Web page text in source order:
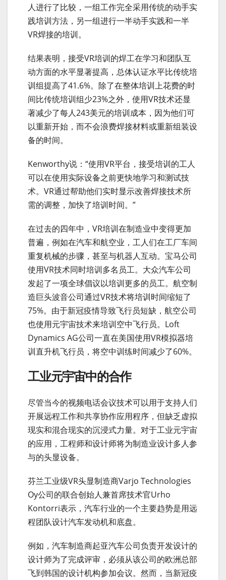
人进行了比较，一组工作完全采用传统的动手实
践培训方法，另一组进行一半动手实践和一半
VR焊接的培训。
结果表明，接受VR培训的焊工在学习和团队互
动方面的水平显著提高，总体认证水平比传统培
训组提高了41.6%。除了在整体培训上花费的时
间比传统培训组少23%之外，使用VR技术还显
著减少了每人243美元的培训成本，因为他们可
以重新开始，而不会浪费焊接材料或重新组装设
备的时间。
Kenworthy说：“使用VR平台，接受培训的工人
可以在使用实际设备之前更快地学习和测试技
术。VR通过帮助他们实时显示改善焊接技术所
需的调整，加快了培训时间。”
在过去的四年中，VR培训在制造业中变得更加
普遍，例如在汽车和航空业，工人们在工厂车间
重复机械的步骤，甚至与机器人互动。宝马公司
使用VR技术同时培训多名员工。大众汽车公司
发起了一项全球倡议以培训更多的员工。航空制
造巨头波音公司通过VR技术将培训时间缩短了
75%。由于新冠疫情导致飞行员短缺，航空公司
也使用元宇宙技术来培训空中飞行员。Loft
Dynamics AG公司一直在美国使用VR模拟器培
训直升机飞行员，将空中训练时间减少了60%。
工业元宇宙中的合作
尽管当今的视频电话会议技术可以用于支持人们
开展远程工作和共享协作应用程序，但缺乏虚拟
现实和混合现实的沉浸式力量。对于工业元宇宙
的应用，工程师和设计师将为制造业设计多人参
与的头显设备。
芬兰工业级VR头显制造商Varjo Technologies
Oy公司的联合创始人兼首席技术官Urho
Kontorri表示，汽车行业的一个主要趋势是用远
程团队设计汽车发动机和底盘。
例如，汽车制造商起亚汽车公司负责开发设计的
设计师为了完成评审，必须从该公司的欧洲总部
飞到韩国的设计机构参加会议。然而，当新冠疫